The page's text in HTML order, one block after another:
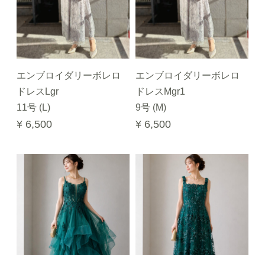
エンブロイダリーボレロ
ドレスLgr
11号 (L)
¥ 6,500
エンブロイダリーボレロ
ドレスMgr1
9号 (M)
¥ 6,500